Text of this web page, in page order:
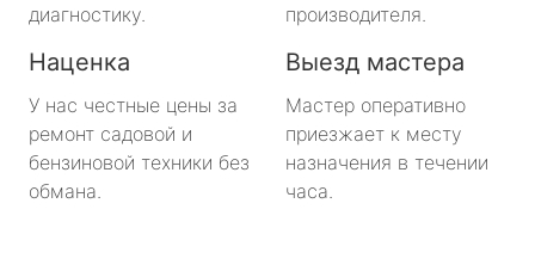
диагностику.
производителя.
Наценка
У нас честные цены за
ремонт садовой и
бензиновой техники без
обмана.
Выезд мастера
Мастер оперативно
приезжает к месту
назначения в течении
часа.